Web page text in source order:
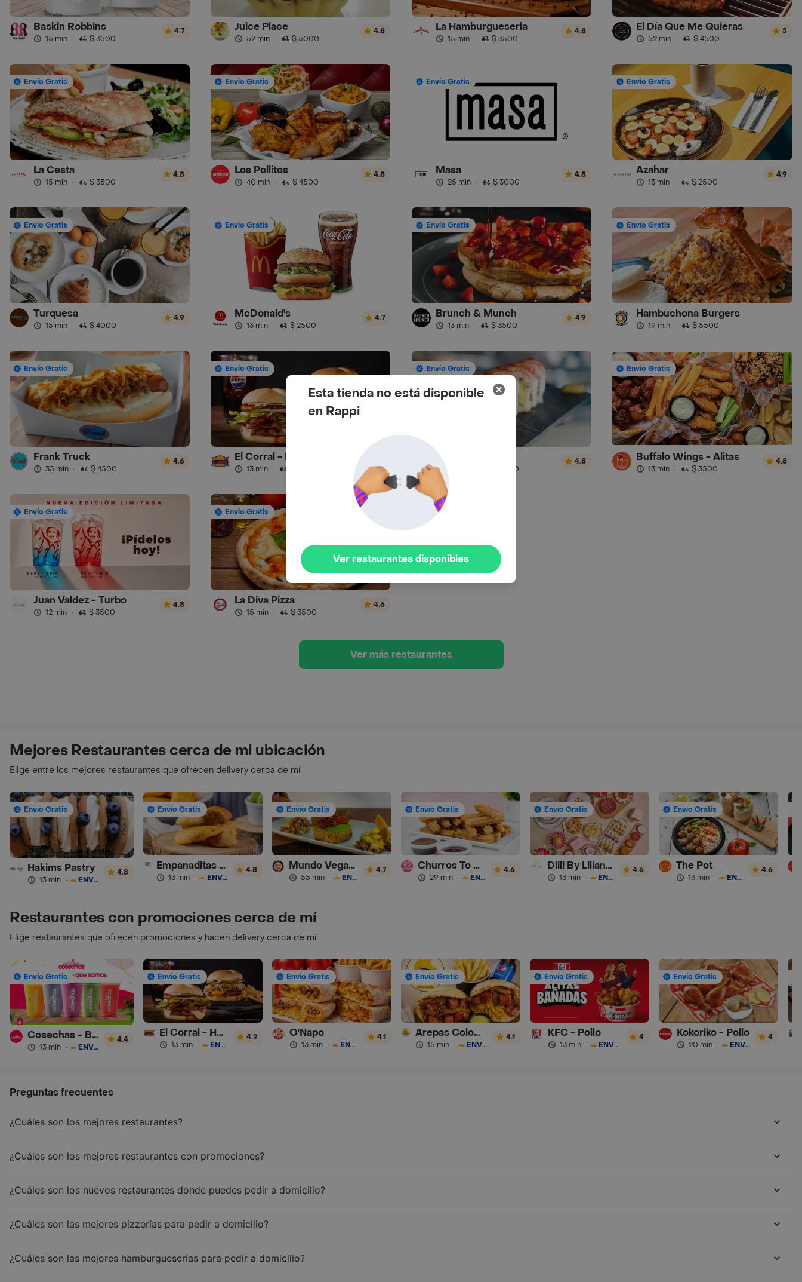
Baskin Robbins
15 min · $ 3500
4.7 Juice Place
52 min · $ 5000
4.8 La Hamburgueseria
15 min · $ 3500
4.8 El Día Que Me Quieras
52 min · $ 4500
5
Envío Gratis
La Cesta
15 min · $ 3500
4.8
Envío Gratis
Los Pollitos
40 min · $ 4500
4.8
Envío Gratis
Masa
25 min · $ 3000
4.8
Envío Gratis
Azahar
13 min · $ 2500
4.9
Envío Gratis
Turquesa
15 min · $ 4000
4.9
Envío Gratis
McDonald's
13 min · $ 2500
4.7
Envío Gratis
Brunch & Munch
13 min · $ 3500
4.9
Envío Gratis
Hambuchona Burgers
19 min · $ 5500
Envío Gratis
Frank Truck
35 min · $ 4500
4.6
Envío Gratis
El Corral - Hamburguesa
13 min ·
Envío Gratis
Toshiro - Sushi
$ 4000
4.8
Envío Gratis
Buffalo Wings - Alitas
13 min · $ 3500
4.8
Envío Gratis
Juan Valdez - Turbo
12 min · $ 3500
4.8
Envío Gratis
La Diva Pizza
15 min · $ 3500
4.6
Ver más restaurantes
Mejores Restaurantes cerca de mi ubicación
Elige entre los mejores restaurantes que ofrecen delivery cerca de mí
Envío Gratis
Hakims Pastry
13 min · ENVÍO GRATIS
4.8
Envío Gratis
Empanaditas de Pipian - Empanadas
13 min · ENVÍO GRATIS
4.8
Envío Gratis
Mundo Vegano
55 min · ENVÍO GRATIS
4.7
Envío Gratis
Churros To Go
29 min · ENVÍO GRATIS
4.6
Envío Gratis
Dlili By Liliana Arango
13 min · ENVÍO GRATIS
4.6
Envío Gratis
The Pot
13 min · ENVÍO GRATIS
4.6
Restaurantes con promociones cerca de mí
Elige restaurantes que ofrecen promociones y hacen delivery cerca de mí
Envío Gratis
Cosechas - Batidos
13 min · ENVÍO GRATIS
4.4
Envío Gratis
El Corral - Hamburguesa
13 min · ENVÍO GRATIS
4.2
Envío Gratis
O'Napo
13 min · ENVÍO GRATIS
4.1
Envío Gratis
Arepas Colombianas Premium
15 min · ENVÍO GRATIS
4.1
Envío Gratis
KFC - Pollo
13 min · ENVÍO GRATIS
4
Envío Gratis
Kokoriko - Pollo
20 min · ENVÍO GRATIS
4
Preguntas frecuentes
¿Cuáles son los mejores restaurantes?
¿Cuáles son los mejores restaurantes con promociones?
¿Cuáles son los nuevos restaurantes donde puedes pedir a domicilio?
¿Cuáles son las mejores pizzerías para pedir a domicilio?
¿Cuáles son las mejores hamburgueserías para pedir a domicilio?
Esta tienda no está disponible
en Rappi
Ver restaurantes disponibles